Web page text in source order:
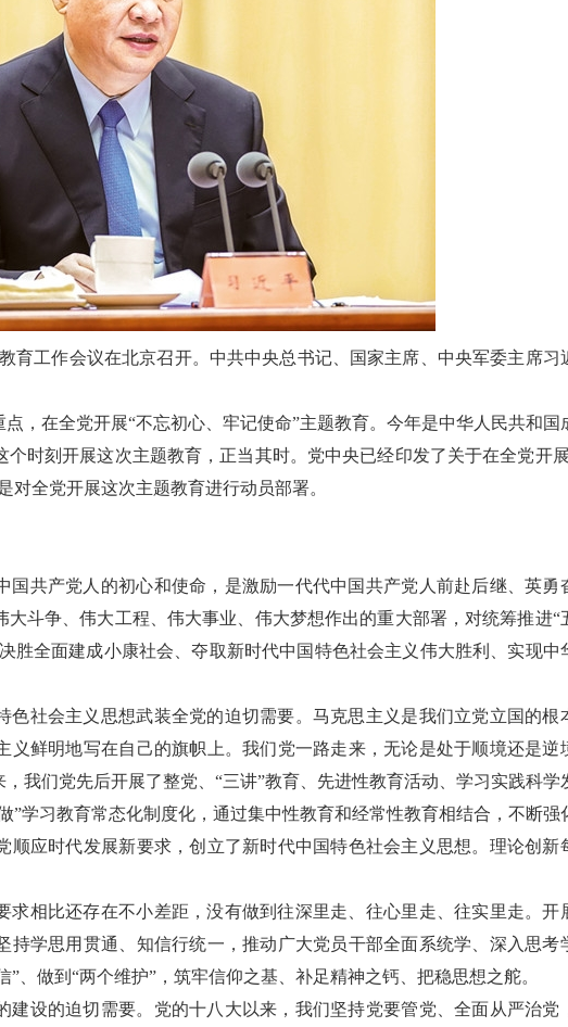
育工作会议在北京召开。中共中央总书记、国家主席、中央军委主席习
，在全党开展“不忘初心、牢记使命”主题教育。今年是中华人民共和国
时刻开展这次主题教育，正当其时。党中央已经印发了关于在全党开
全党开展这次主题教育进行动员部署。
国共产党人的初心和使命，是激励一代代中国共产党人前赴后继、英勇
斗争、伟大工程、伟大事业、伟大梦想作出的重大部署，对统筹推进“
胜全面建成小康社会、夺取新时代中国特色社会主义伟大胜利、实现中
色社会主义思想武装全党的迫切需要。马克思主义是我们立党立国的根
鲜明地写在自己的旗帜上。我们党一路走来，无论是处于顺境还是逆
我们党先后开展了整党、“三讲”教育、先进性教育活动、学习实践科学
”学习教育常态化制度化，通过集中性教育和经常性教育相结合，不断强
顺应时代发展新要求，创立了新时代中国特色社会主义思想。理论创新
求相比还存在不小差距，没有做到往深里走、往心里走、往实里走。开
学思用贯通、知信行统一，推动广大党员干部全面系统学、深入思考
、做到“两个维护”，筑牢信仰之基、补足精神之钙、把稳思想之舵。
建设的迫切需要。党的十八大以来，我们坚持党要管党、全面从严治党